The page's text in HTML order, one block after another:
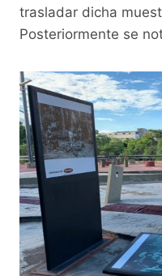
trasladar dicha
Posteriormente se